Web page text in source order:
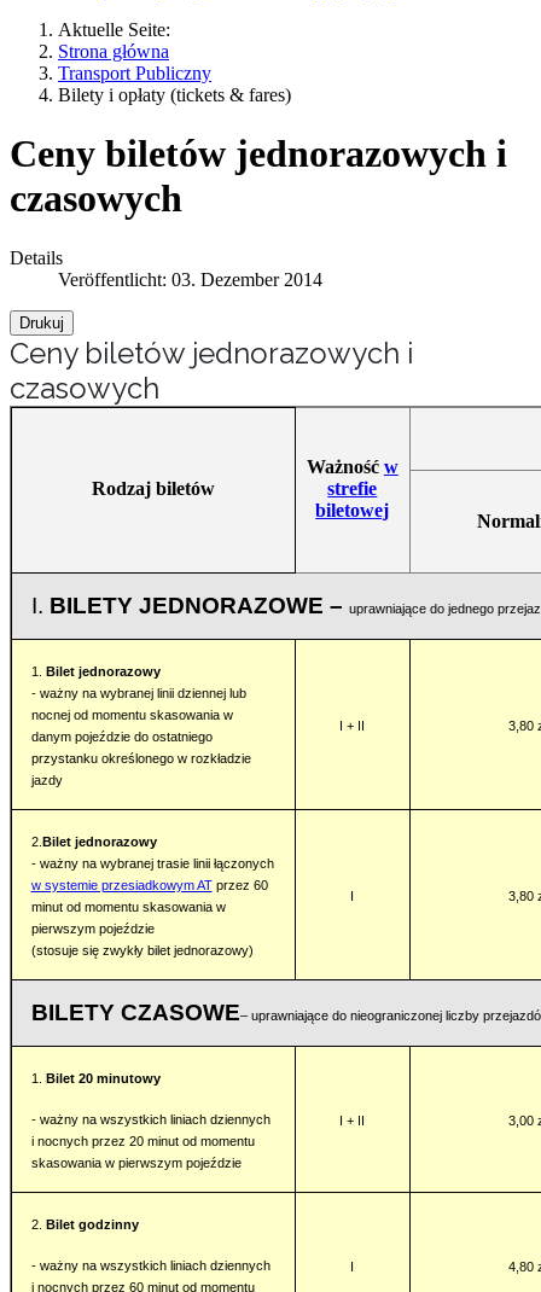
Aktuelle Seite:
Strona główna
Transport Publiczny
Bilety i opłaty (tickets & fares)
Ceny biletów jednorazowych i
czasowych
Details
Veröffentlicht: 03. Dezember 2014
Drukuj
Ceny biletów jednorazowych i
czasowych
Rodzaj biletów
Ważność w
strefie
biletowej
I. BILETY JEDNORAZOWE – uprawniające do jednego
1. Bilet jednorazowy
- ważny na wybranej linii dziennej lub
nocnej od momentu skasowania w
danym pojeździe do ostatniego
przystanku określonego w rozkładzie
jazdy
I + II 3,80
2. Bilet jednorazowy
- ważny na wybranej trasie linii łączonych
w systemie przesiadkowym ATprzez 60
minut od momentu skasowania w
pierwszym pojeździe
(stosuje się zwykły bilet jednorazowy)
I 3,80
BILETY CZASOWE– uprawniające do nieograniczonej liczby
1. Bilet 20 minutowy
- ważny na wszystkich liniach dziennych
i nocnych przez 20 minut od momentu
skasowania w pierwszym pojeździe
I + II 3,00
2. Bilet godzinny
- ważny na wszystkich liniach dziennych
i nocnych przez 60 minut od momentu
I 4,80